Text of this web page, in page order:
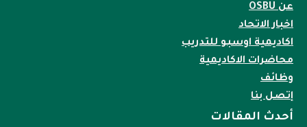
عن OSBU
اخبار الاتحاد
اكاديمية اوسبو للتدريب
محاضرات الاكاديمية
وظائف
إتصل بنا
أحدث المقالات